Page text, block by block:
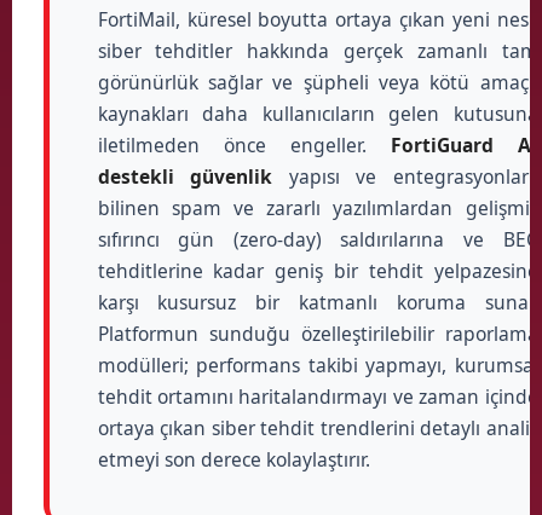
FortiMail, küresel boyutta ortaya çıkan yeni nesil
siber tehditler hakkında gerçek zamanlı tam
görünürlük sağlar ve şüpheli veya kötü amaçlı
kaynakları daha kullanıcıların gelen kutusuna
iletilmeden önce engeller. FortiGuard AI
destekli güvenlik yapısı ve entegrasyonları,
bilinen spam ve zararlı yazılımlardan gelişmiş
sıfırıncı gün (zero-day) saldırılarına ve BEC
tehditlerine kadar geniş bir tehdit yelpazesine
karşı kusursuz bir katmanlı koruma sunar.
Platformun sunduğu özelleştirilebilir raporlama
modülleri; performans takibi yapmayı, kurumsal
tehdit ortamını haritalandırmayı ve zaman içinde
ortaya çıkan siber tehdit trendlerini detaylı analiz
etmeyi son derece kolaylaştırır.